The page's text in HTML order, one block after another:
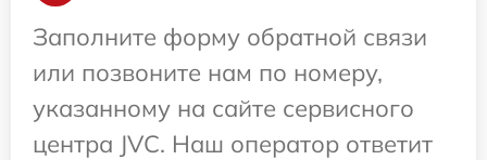
Заполните форму обратной связи
или позвоните нам по номеру,
указанному на сайте сервисного
центра JVC. Наш оператор ответит